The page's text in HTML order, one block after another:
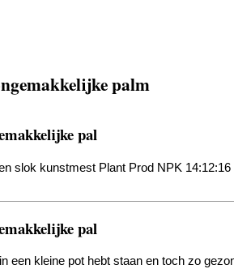
palm
pal
slok kunstmest Plant Prod NPK
pal
kleine pot hebt staan en toch zo